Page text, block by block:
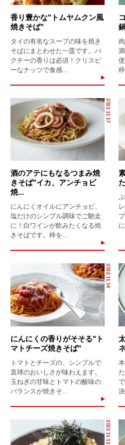
香り豊かな"トムヤムクン風
焼きそば"
タイの有名なスープの味を焼き
そばにまとわせた一皿です。パ
クチーの香りは必須！クリスピ
ーなナッツで食感...
2022.11.17
酒のアテにもなるつまみ焼
きそば"イカ、アンチョビ
焼...
にんにくオイルにアンチョビ、
塩だけのシンプル調味でご馳走
に！白ワインが飲みたくなる焼
きそばです。枠を...
2022.11.14
にんにくの香りがそそる"ト
マトチーズ焼きそば"
トマトとチーズの、シンプルで
直球のおいしさが味わえます。
玉ねぎの甘味とトマトの酸味の
バランスが焼きそ...
2022.11.12